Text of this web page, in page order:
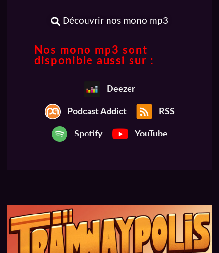
Découvrir nos mono mp3
Nos mono mp3 sont
disponible aussi sur :
Deezer
Podcast Addict RSS
Spotify YouTube